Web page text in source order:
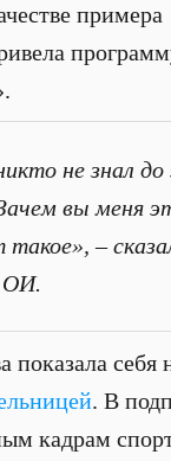
примера
не знал до
вы меня
–
ОИ.
показала себя
. В
кадрам